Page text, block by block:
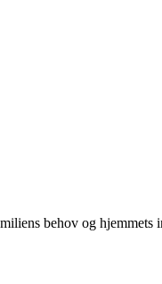
behov og hjemmets